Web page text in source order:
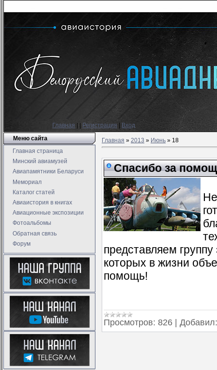
Главная Регистрация
Вход
Меню сайта
Главная страница
Минский авиамузей
Авиапамятники Беларуси
Мемориал
Каталог статей
Авиаистория в книгах
Авиационные экспозиции
Фотоальбомы
Обратная связь
Форум
Главная»2013 » Июнь » 18
Спасибо за
представляем
которых в жизни
помощь!
Просмотров: 826 Добавил: